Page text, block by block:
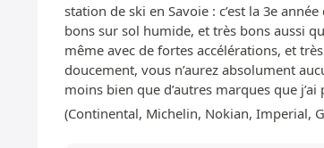
station de ski en Savoie : c’est la 3e
bons sur sol humide, et très bons aussi
même avec de fortes accélérations, et
doucement, vous n’aurez absolument
moins bien que d’autres marques que
(Continental, Michelin, Nokian, Imperial,